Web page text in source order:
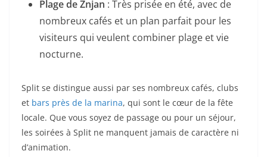
Plage de Znjan : Très prisée en été, avec de
nombreux cafés et un plan parfait pour les
visiteurs qui veulent combiner plage et vie
nocturne.
Split se distingue aussi par ses nombreux cafés, clubs
et bars près de la marina, qui sont le cœur de la fête
locale. Que vous soyez de passage ou pour un séjour,
les soirées à Split ne manquent jamais de caractère ni
d’animation.